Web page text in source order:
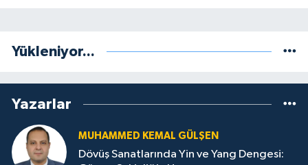
Yükleniyor...
Yazarlar
MUHAMMED KEMAL GÜLŞEN
Dövüş Sanatlarında Yin ve Yang Dengesi: